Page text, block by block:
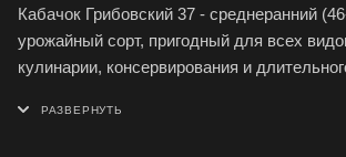
Кабачок Грибовский 37 - среднеранний
урожайный сорт, пригодный для всех
кулинарии, консервирования и
Плод короткоцилиндрический, массой 0,7-